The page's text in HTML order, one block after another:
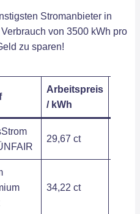
Stromanbieter in
von 3500 kWh pro
zu sparen!
Arbeitspreis
/ kWh
29,67 ct
34,22 ct